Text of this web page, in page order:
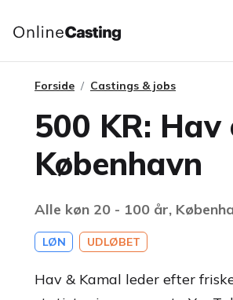
Forside Castings & jobs
500 KR:
København
Alle køn 20 - 100 år,
LØN UDLØBET
Hav & Kamal leder efter